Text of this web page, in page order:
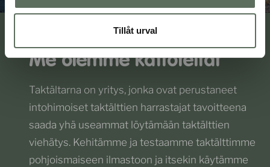
Tillåt urval
Me olemme kattoteltat
Taktältarna on yritys, jonka ovat perustaneet
intohimoiset taktälttien harrastajat tavoitteena
saada yhä useammat löytämään taktälttien
viehätys. Kehitämme ja testaamme taktälttimme
pohjoismaiseen ilmastoon ja itsekin käytämme